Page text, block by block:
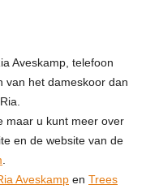
Aveskamp, telefoon
van het dameskoor dan
maar u kunt meer over
en de website van de
Aveskamp en Trees